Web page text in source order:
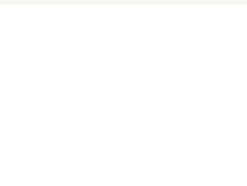
su Betflag italia
2025: premio saluto
corrispettivo.
cio vuol sostenere che razza di
Betflag dedicate ai nuovi utenza.
ed condizioni specifici.